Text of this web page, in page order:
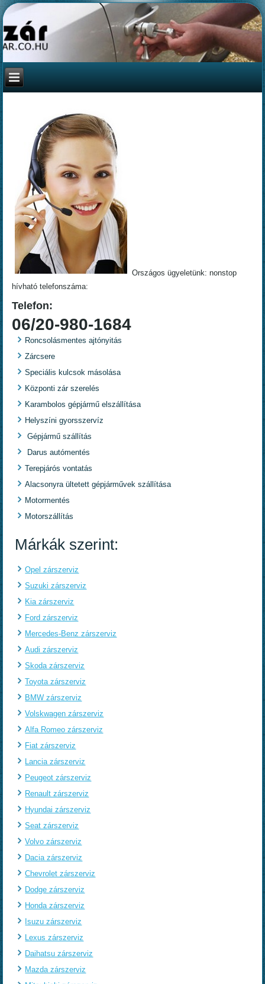
Országos ügyeletünk: nonstop
hívható telefonszáma:
Telefon:
06/20-980-1684
Roncsolásmentes ajtónyitás
Zárcsere
Speciális kulcsok másolása
Központi zár szerelés
Karambolos gépjármű elszállítása
Helyszíni gyorsszervíz
Gépjármű szállítás
Darus autómentés
Terepjárós vontatás
Alacsonyra ültetett gépjárművek szállítása
Motormentés
Motorszállítás
Márkák szerint:
Opel zárszerviz
Suzuki zárszerviz
Kia zárszerviz
Ford zárszerviz
Mercedes-Benz zárszerviz
Audi zárszerviz
Skoda zárszerviz
Toyota zárszerviz
BMW zárszerviz
Volskwagen zárszerviz
Alfa Romeo zárszerviz
Fiat zárszerviz
Lancia zárszerviz
Peugeot zárszerviz
Renault zárszerviz
Hyundai zárszerviz
Seat zárszerviz
Volvo zárszerviz
Dacia zárszerviz
Chevrolet zárszerviz
Dodge zárszerviz
Honda zárszerviz
Isuzu zárszerviz
Lexus zárszerviz
Daihatsu zárszerviz
Mazda zárszerviz